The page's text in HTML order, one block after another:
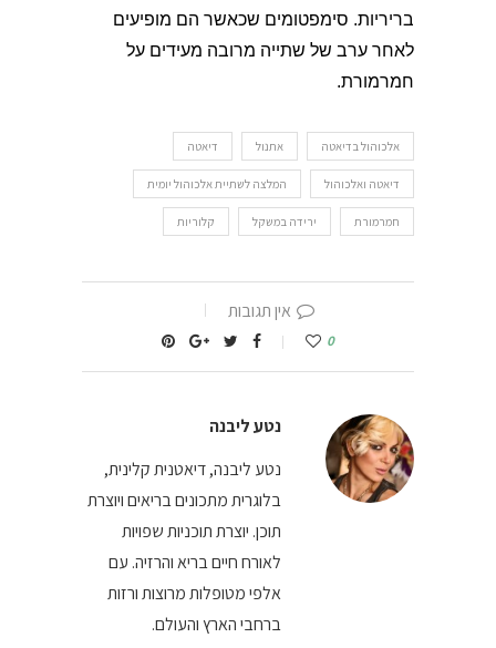
בריריות. סימפטומים שכאשר הם מופיעים
לאחר ערב של שתייה מרובה מעידים על
חמרמורת.
אלכוהול בדיאטה אתנול דיאטה
דיאטה ואלכוהול המלצה לשתיית אלכוהול יומית
חמרמורת ירידה במשקל קלוריות
אין תגובות
0
נטע ליבנה
נטע ליבנה, דיאטנית קלינית,
בלוגרית מתכונים בריאים ויוצרת
תוכן. יוצרת תוכניות שפויות
לאורח חיים בריא והרזיה. עם
אלפי מטופלות מרוצות ורזות
ברחבי הארץ והעולם.